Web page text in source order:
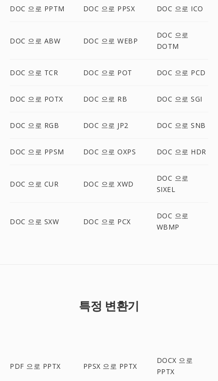
DOC 으로 PPTM DOC 으로 PPSX DOC 으로 ICO
DOC 으로 ABW DOC 으로 WEBP
DOC 으로
DOTM
DOC 으로 TCR DOC 으로 POT DOC 으로 PCD
DOC 으로 POTX DOC 으로 RB DOC 으로 SGI
DOC 으로 RGB DOC 으로 JP2 DOC 으로 SNB
DOC 으로 PPSM DOC 으로 OXPS DOC 으로 HDR
DOC 으로 CUR DOC 으로 XWD
DOC 으로
SIXEL
DOC 으로 SXW DOC 으로 PCX
DOC 으로
WBMP
특정 변환기
PDF 으로 PPTX PPSX 으로 PPTX
DOCX 으로
PPTX